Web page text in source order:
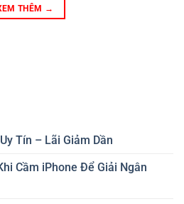
THÊM →
Tín – Lãi Giảm Dần
Cầm iPhone Để Giải Ngân